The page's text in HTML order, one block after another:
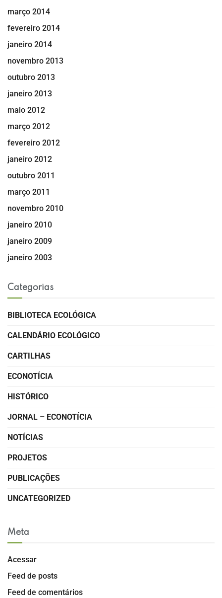
março 2014
fevereiro 2014
janeiro 2014
novembro 2013
outubro 2013
janeiro 2013
maio 2012
março 2012
fevereiro 2012
janeiro 2012
outubro 2011
março 2011
novembro 2010
janeiro 2010
janeiro 2009
janeiro 2003
Categorias
BIBLIOTECA ECOLÓGICA
CALENDÁRIO ECOLÓGICO
CARTILHAS
ECONOTÍCIA
HISTÓRICO
JORNAL – ECONOTÍCIA
NOTÍCIAS
PROJETOS
PUBLICAÇÕES
UNCATEGORIZED
Meta
Acessar
Feed de posts
Feed de comentários